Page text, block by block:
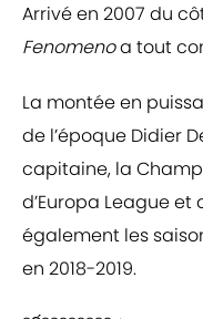
Arrivé en 2007 du
Fenomenoa tout
La montée en
de l’époque Didier
capitaine, la
d’Europa League
également les
en 2018-2019.